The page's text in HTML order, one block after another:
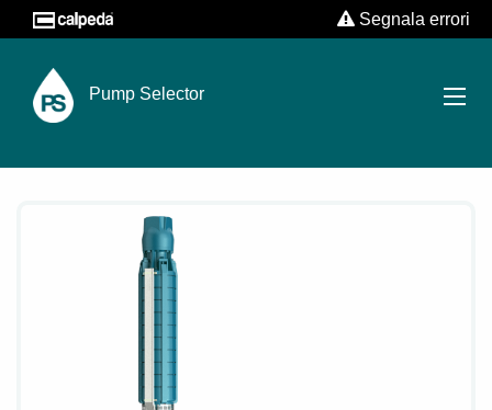
Segnala errori
Pump Selector